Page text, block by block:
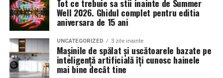
Contact: contact@antreprenoare.ro
Sursă foto: Antreprenoare.ro
decât memorabilă.
Această ediție se poziționează ca o celebrare a feminității
într-un cadru atent construit, în care atmosfera, scena
și interacțiunea cu publicul sunt părți integrante ale
experienței.
sunt apreciate si discutate. Anvelopele fac parte din
aceasta categorie de componente esentiale, deoarece
masina este perceputa ca ansamblu.
Ce inseamna o masina pregatita de show in Cluj
Tot ce trebuie sa stii inainte de Summer
Well 2026. Ghidul complet pentru editia
aniversara de 15 ani
UNCATEGORIZED 3 zile inainte
Mașinile de spălat și uscătoarele bazate pe
inteligență artificială îți cunosc hainele
mai bine decât tine